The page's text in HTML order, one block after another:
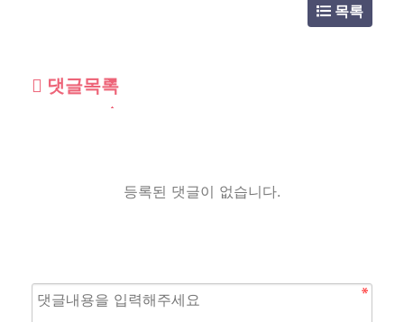
목록
댓글목록
등록된 댓글이 없습니다.